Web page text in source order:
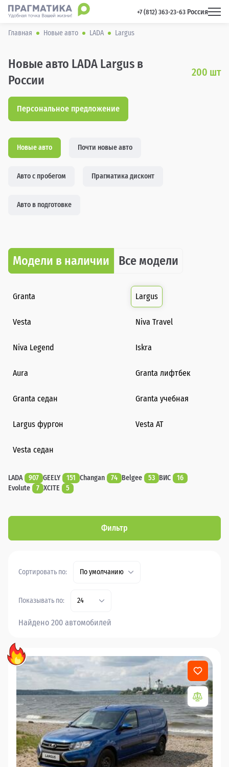
+7 (812) 363-23-63 Россия
Главная Новые авто LADA Largus
Новые авто LADA Largus в
России
200 шт
Персональное предложение
Новые авто Почти новые авто
Авто с пробегом Прагматика дисконт
Авто в подготовке
Модели в наличии Все модели
Granta Largus
Vesta Niva Travel
Niva Legend Iskra
Aura Granta лифтбек
Granta седан Granta учебная
Largus фургон Vesta AT
Vesta седан
LADA 907 GEELY 151 Changan 74 Belgee 53 ВИС
16
Evolute
7 XCITE 5
Фильтр
Сортировать по: По умолчанию
Показывать по: 24
Найдено 200 автомобилей